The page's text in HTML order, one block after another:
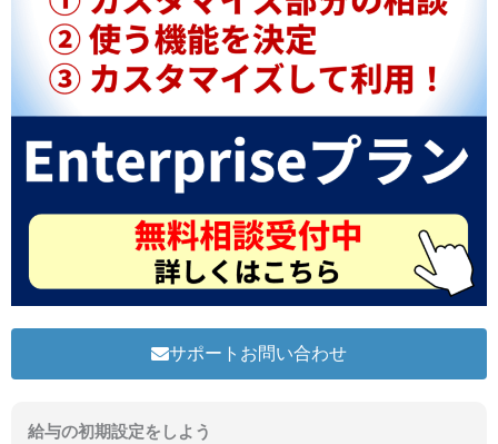
サポートお問い合わせ
給与の初期設定をしよう